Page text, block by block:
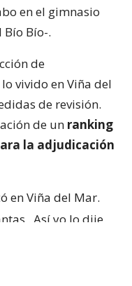
en el gimnasio
Bío Bío-.
de
vivido en Viña del
de revisión.
de un ranking
la adjudicación
en Viña del Mar.
. Así yo lo dije.